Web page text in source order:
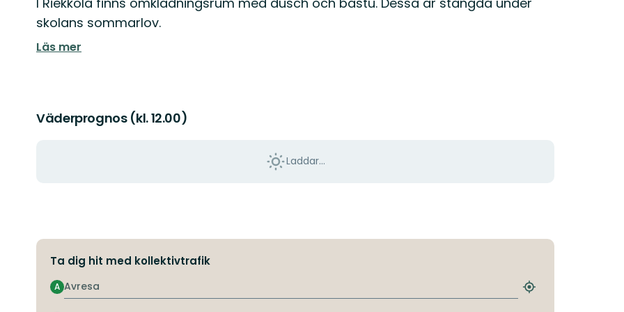
skolans sommarlov.
Läs mer
Väderprognos (kl. 12.00)
Laddar...
Ta dig hit med kollektivtrafik
Avresa
A
Hitta